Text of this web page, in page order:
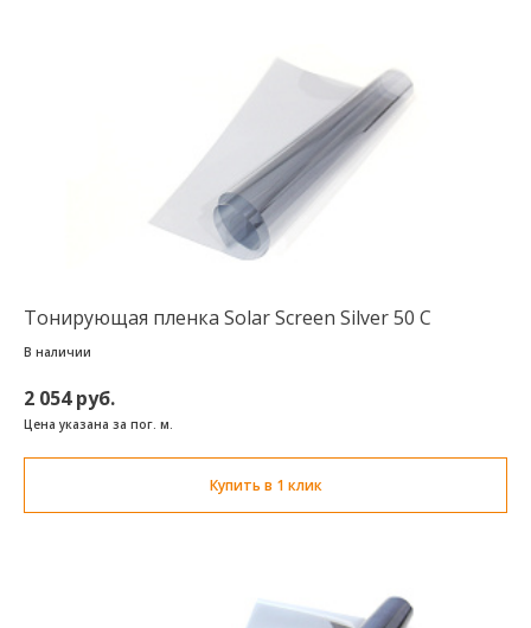
Тонирующая пленка Solar Screen Silver 50 C
В наличии
2 054 руб.
Цена указана за пог. м.
Купить в 1 клик